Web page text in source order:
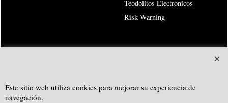
Teodolitos Electronicos
Risk Warning
e-mail:sales@southgeosystems.com
Este sitio web utiliza cookies para mejorar su experiencia de
navegación.